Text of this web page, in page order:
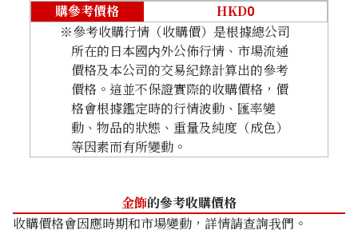
購參考價格
HKD0
※參考收購行情（收購價）是根據總公司
所在的日本國内外公佈行情、市場流通
價格及本公司的交易紀錄計算出的參考
價格。這並不保證實際的收購價格，價
格會根據鑑定時的行情波動、匯率變
動、物品的狀態、重量及純度（成色）
等因素而有所變動。
金飾的參考收購價格
收購價格會因應時期和市場變動，詳情請查詢我們。